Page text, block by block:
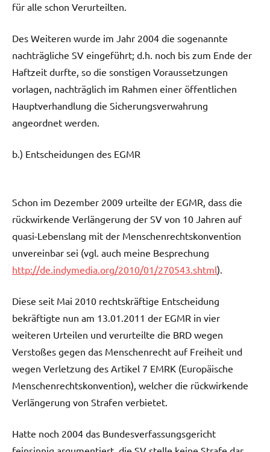
für alle schon Verurteilten.
Des Weiteren wurde im Jahr 2004 die sogenannte
nachträgliche SV eingeführt; d.h. noch bis zum Ende der
Haftzeit durfte, so die sonstigen Voraussetzungen
vorlagen, nachträglich im Rahmen einer öffentlichen
Hauptverhandlung die Sicherungsverwahrung
angeordnet werden.
b.) Entscheidungen des EGMR
Schon im Dezember 2009 urteilte der EGMR, dass die
rückwirkende Verlängerung der SV von 10 Jahren auf
quasi-Lebenslang mit der Menschenrechtskonvention
unvereinbar sei (vgl. auch meine Besprechung
http://de.indymedia.org/2010/01/270543.shtml).
Diese seit Mai 2010 rechtskräftige Entscheidung
bekräftigte nun am 13.01.2011 der EGMR in vier
weiteren Urteilen und verurteilte die BRD wegen
Verstoßes gegen das Menschenrecht auf Freiheit und
wegen Verletzung des Artikel 7 EMRK (Europäische
Menschenrechtskonvention), welcher die rückwirkende
Verlängerung von Strafen verbietet.
Hatte noch 2004 das Bundesverfassungsgericht